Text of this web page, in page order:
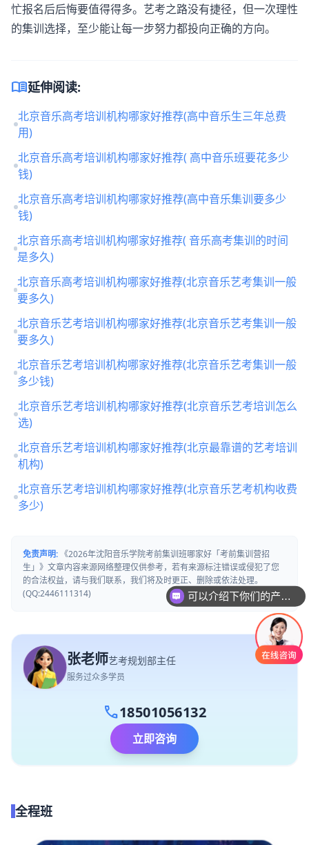
忙报名后后悔要值得得多。艺考之路没有捷径，但一次理性
的集训选择，至少能让每一步努力都投向正确的方向。
menu_book延伸阅读:
北京音乐高考培训机构哪家好推荐(高中音乐生三年总费
用)
北京音乐高考培训机构哪家好推荐( 高中音乐班要花多少
钱)
北京音乐高考培训机构哪家好推荐(高中音乐集训要多少
钱)
北京音乐高考培训机构哪家好推荐( 音乐高考集训的时间
是多久)
北京音乐高考培训机构哪家好推荐(北京音乐艺考集训一般
要多久)
北京音乐艺考培训机构哪家好推荐(北京音乐艺考集训一般
要多久)
北京音乐艺考培训机构哪家好推荐(北京音乐艺考集训一般
多少钱)
北京音乐艺考培训机构哪家好推荐(北京音乐艺考培训怎么
选)
北京音乐艺考培训机构哪家好推荐(北京最靠谱的艺考培训
机构)
北京音乐艺考培训机构哪家好推荐(北京音乐艺考机构收费
多少)
免责声明: 《2026年沈阳音乐学院考前集训班哪家好「考前集训营招
生」》文章内容来源网络整理仅供参考，若有来源标注错误或侵犯了您
的合法权益，请与我们联系，我们将及时更正、删除或依法处理。
(QQ:2446111314)
张老师艺考规划部主任
服务过众多学员
call18501056132
立即咨询
全程班
你们是怎么收费的呢